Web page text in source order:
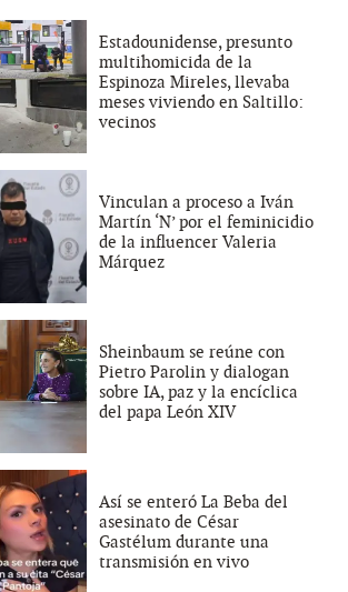
Estadounidense, presunto
multihomicida de la
Espinoza Mireles, llevaba
meses viviendo en Saltillo:
vecinos
Vinculan a proceso a Iván
Martín ‘N’ por el feminicidio
de la influencer Valeria
Márquez
Sheinbaum se reúne con
Pietro Parolin y dialogan
sobre IA, paz y la encíclica
del papa León XIV
Así se enteró La Beba del
asesinato de César
Gastélum durante una
transmisión en vivo